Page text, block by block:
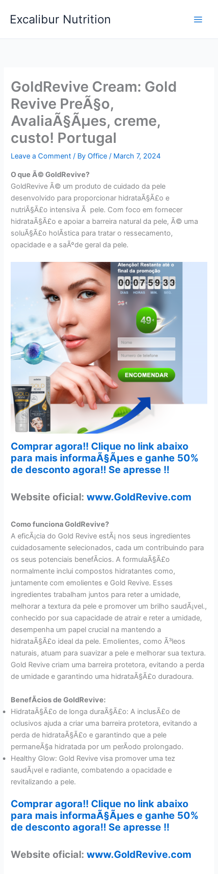
Excalibur Nutrition
GoldRevive Cream: Gold
Revive PreÃ§o,
AvaliaÃ§Ãµes, creme,
custo! Portugal
Leave a Comment / ByOffice/ March 7, 2024
O que Ã© GoldRevive?
GoldRevive Ã© um produto de cuidado da pele
desenvolvido para proporcionar hidrataÃ§Ã£o e
nutriÃ§Ã£o intensiva Ã pele. Com foco em fornecer
hidrataÃ§Ã£o e apoiar a barreira natural da pele, Ã© uma
soluÃ§Ã£o holÃ­stica para tratar o ressecamento,
opacidade e a saÃºde geral da pele.
Comprar agora!! Clique no link abaixo
para mais informaÃ§Ãµes e ganhe 50%
de desconto agora!! Se apresse !!
Website oficial:www.GoldRevive.com
Como funciona GoldRevive?
A eficÃ¡cia do Gold Revive estÃ¡ nos seus ingredientes
cuidadosamente selecionados, cada um contribuindo para
os seus potenciais benefÃ­cios. A formulaÃ§Ã£o
normalmente inclui compostos hidratantes como,
juntamente com emolientes e Gold Revive. Esses
ingredientes trabalham juntos para reter a umidade,
melhorar a textura da pele e promover um brilho saudÃ¡vel.,
conhecido por sua capacidade de atrair e reter a umidade,
desempenha um papel crucial na mantendo a
hidrataÃ§Ã£o ideal da pele. Emolientes, como Ã³leos
naturais, atuam para suavizar a pele e melhorar sua textura.
Gold Revive criam uma barreira protetora, evitando a perda
de umidade e garantindo uma hidrataÃ§Ã£o duradoura.
BenefÃ­cios de GoldRevive:
HidrataÃ§Ã£o de longa duraÃ§Ã£o: A inclusÃ£o de
oclusivos ajuda a criar uma barreira protetora, evitando a
perda de hidrataÃ§Ã£o e garantindo que a pele
permaneÃ§a hidratada por um perÃ­odo prolongado.
Healthy Glow: Gold Revive visa promover uma tez
saudÃ¡vel e radiante, combatendo a opacidade e
revitalizando a pele.
Comprar agora!! Clique no link abaixo
para mais informaÃ§Ãµes e ganhe 50%
de desconto agora!! Se apresse !!
Website oficial:www.GoldRevive.com